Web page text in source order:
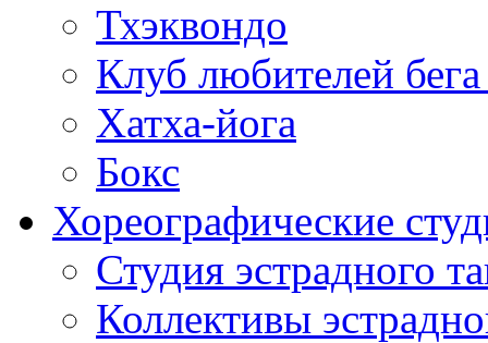
Тхэквондо
Клуб любителей
Хатха-йога
Бокс
Хореографические
Студия эстрадного
Коллективы